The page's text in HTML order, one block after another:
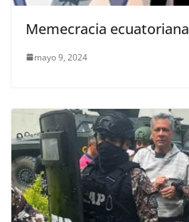
Memecracia ecuatoriana
mayo 9, 2024